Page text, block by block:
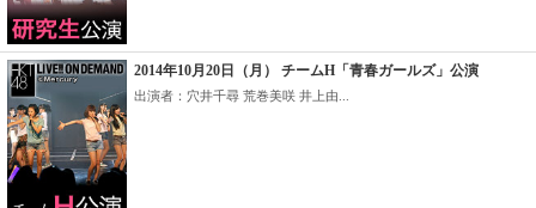
2014年10月20日（月） チームH「青春ガールズ」公演
出演者：穴井千尋 荒巻美咲 井上由...